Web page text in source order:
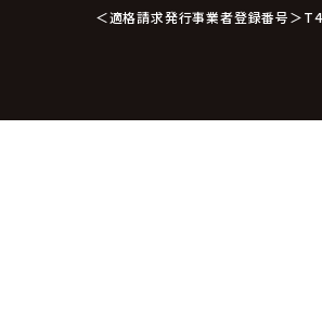
＜適格請求発行事業者登録番号＞